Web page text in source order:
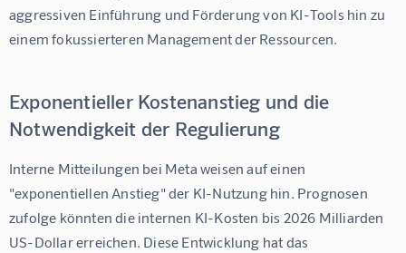
aggressiven Einführung und Förderung von KI-Tools hin zu
einem fokussierteren Management der Ressourcen.
Exponentieller Kostenanstieg und die
Notwendigkeit der Regulierung
Interne Mitteilungen bei Meta weisen auf einen
"exponentiellen Anstieg" der KI-Nutzung hin. Prognosen
zufolge könnten die internen KI-Kosten bis 2026 Milliarden
US-Dollar erreichen. Diese Entwicklung hat das